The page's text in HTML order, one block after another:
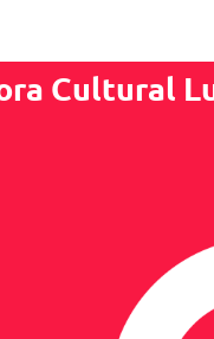
Cultural